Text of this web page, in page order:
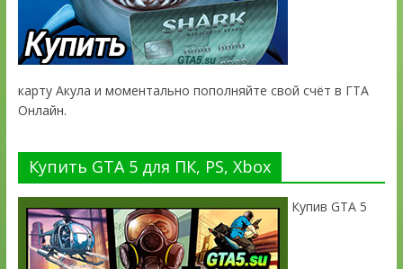
карту Акула и моментально пополняйте свой счёт в ГТА
Онлайн.
Купить GTA 5 для ПК, PS, Xbox
Купив GTA 5